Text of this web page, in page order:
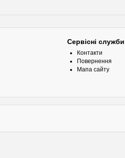
Сервісні служби
Контакти
Повернення
Мапа сайту